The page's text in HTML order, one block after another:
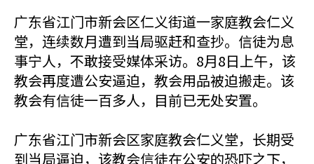
广东省江门市新会区仁义街道一家庭教会仁义
堂，连续数月遭到当局驱赶和查抄。信徒为息
事宁人，不敢接受媒体采访。8月8日上午，该
教会再度遭公安逼迫，教会用品被迫搬走。该
教会有信徒一百多人，目前已无处安置。
广东省江门市新会区家庭教会仁义堂，长期受
到当局逼迫，该教会信徒在公安的恐吓之下，